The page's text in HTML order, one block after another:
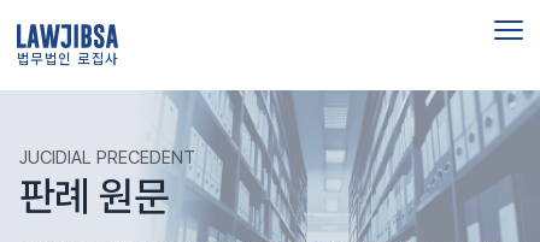
법무법인 로집사
JUCIDIAL PRECEDENT
판례 원문